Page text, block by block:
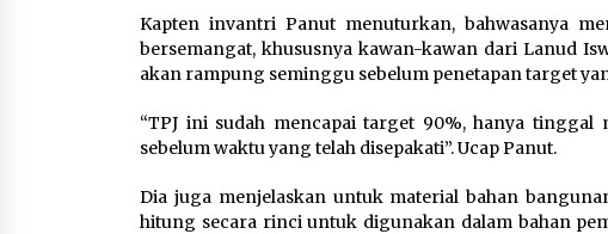
UMKM di Desa Cempaka
6 Agustus 2026
Dikunjungi PWI, Wawan Fauzi:
Peran Media Bisa Berdampak
Besar hingga Fatal
6 Agustus 2026
Kapten invantri Panut menuturkan, bahwasanya
bersemangat, khususnya kawan-kawan dari Lanud
akan rampung seminggu sebelum penetapan target
“TPJ ini sudah mencapai target 90%, hanya tinggal
sebelum waktu yang telah disepakati”. Ucap Panut.
Dia juga menjelaskan untuk material bahan
hitung secara rinci untuk digunakan dalam bahan